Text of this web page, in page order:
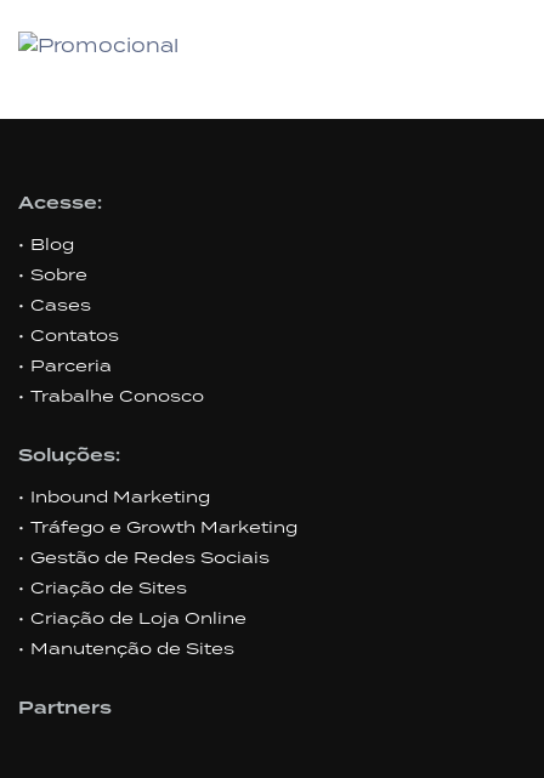
Acesse:
Blog
Sobre
Cases
Contatos
Parceria
Trabalhe Conosco
Soluções:
Inbound Marketing
Tráfego e Growth Marketing
Gestão de Redes Sociais
Criação de Sites
Criação de Loja Online
Manutenção de Sites
Partners